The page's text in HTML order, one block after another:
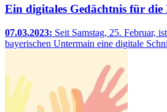
Ein digitales Gedächtnis für die
07.03.2023: Seit Samstag, 25. Februar,
bayerischen Untermain eine digitale